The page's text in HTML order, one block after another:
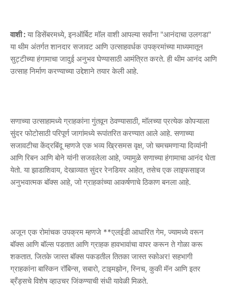
वाशी : या डिसेंबरमध्ये, इनऑर्बिट मॉल वाशी आपल्या सर्वांना "आनंदाचा उलगडा"
या थीम अंतर्गत शानदार सजावट आणि उत्साहवर्धक उपक्रमांच्या माध्यमातून
सुट्टीच्या हंगामाचा जादुई अनुभव घेण्यासाठी आमंत्रित करते. ही थीम आनंद आणि
उत्साह निर्माण करण्याच्या उद्देशाने तयार केली आहे.
सणाच्या उत्साहामध्ये ग्राहकांना गुंतवून ठेवण्यासाठी, मॉलच्या प्रत्येक कोपऱ्याला
सुंदर फोटोसाठी परिपूर्ण जागांमध्ये रूपांतरित करण्यात आले आहे. सणाच्या
सजावटीचा केंद्रबिंदू म्हणजे एक भव्य ख्रिसमस वृक्ष, जो चमचमणाऱ्या दिव्यांनी
आणि रिबन आणि बोने यांनी सजवलेला आहे, ज्यामुळे सणाच्या हंगामाचा आनंद घेता
येतो. या झाडाशिवाय, देखाव्यात सुंदर रेनडियर आहेत, तसेच एक लाइफसाइज
अनुभवात्मक बॉक्स आहे, जो ग्राहकांच्या आकर्षणाचे ठिकाण बनला आहे.
अजून एक रोमांचक उपक्रम म्हणजे **एलईडी आधारित गेम, ज्यामध्ये वरून
बॉक्स आणि बॉल्स पडतात आणि ग्राहक हावभावांचा वापर करून ते गोळा करू
शकतात. जितके जास्त बॉक्स पकडतील तितका जास्त स्कोअर! सहभागी
ग्राहकांना बास्किन रॉबिन्स, सबारो, टाइमझोन, स्निच, कुकी मॅन आणि इतर
ब्रँड्सचे विशेष व्हाउचर जिंकण्याची संधी यावेळी मिळते.